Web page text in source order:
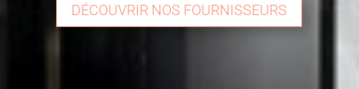
DÉCOUVRIR NOS FOURNISSEURS